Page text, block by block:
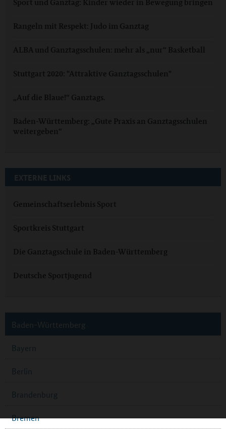
Sport und Ganztag: Kinder wieder in Bewegung bringen
Rangeln mit Respekt: Judo im Ganztag
ALBA und Ganztagsschulen: mehr als „nur“ Basketball
Stuttgart 2020: "Attraktive Ganztagsschulen"
„Auf die Blaue!“ Ganztags.
Baden-Württemberg: „Gute Praxis an Ganztagsschulen
weitergeben“
EXTERNE LINKS
Gemeinschaftserlebnis Sport
Sportkreis Stuttgart
Die Ganztagsschule in Baden-Württemberg
Deutsche Sportjugend
Baden-Württemberg
Bayern
Berlin
Brandenburg
Bremen